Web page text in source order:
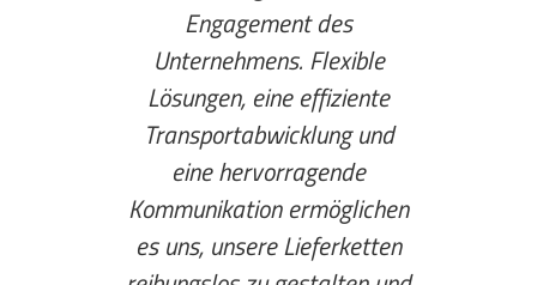
Engagement des
Unternehmens. Flexible
Lösungen, eine effiziente
Transportabwicklung und
eine hervorragende
Kommunikation ermöglichen
es uns, unsere Lieferketten